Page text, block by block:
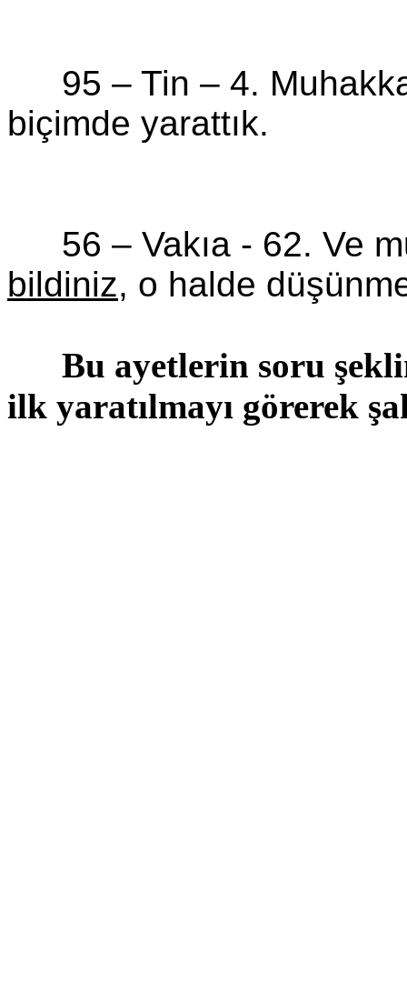
95 – Tin – 4.
biçimde yarattık.
56 – Vakıa - 62. Ve
bildiniz, o halde
Bu ayetlerin soru
ilk yaratılmayı görerek